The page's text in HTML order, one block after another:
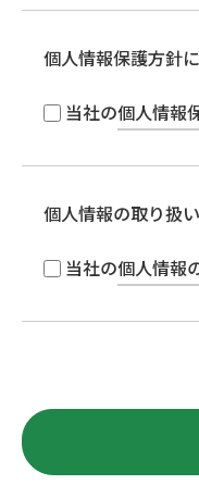
個人情報保護方針
当社の個人情報
個人情報の取り扱
当社の個人情報